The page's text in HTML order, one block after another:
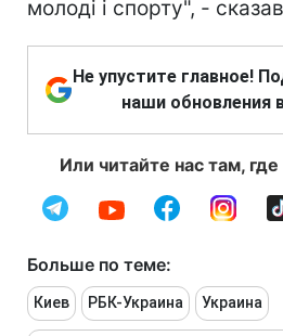
молоді і спорту", -
Не упустите главное!
наши обновления
Или читайте нас там,
Больше по теме:
Киев РБК-Украина Украина